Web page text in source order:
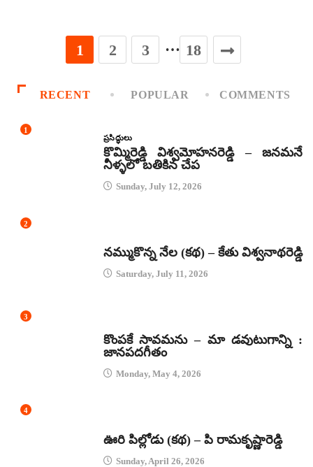
1 2 3 … 18
RECENT POPULAR COMMENTS
1
ప్రసిద్ధులు
కొమ్మిరెడ్డి విశ్వమోహనరెడ్డి – జనమనే
నీళ్ళలో బతికిన చేప
Sunday, July 12, 2026
2
నమ్ముకొన్న నేల (కథ) – కేతు విశ్వనాథరెడ్డి
Saturday, July 11, 2026
3
కొంపకే సావమను – మా డవుటుగాన్ని :
జానపదగీతం
Monday, May 4, 2026
4
ఊరి పిల్లోడు (కథ) – పి రామకృష్ణారెడ్డి
Sunday, April 26, 2026